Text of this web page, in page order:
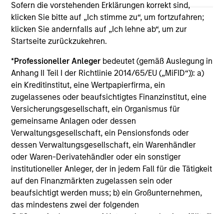
Sofern die vorstehenden Erklärungen korrekt sind,
klicken Sie bitte auf „Ich stimme zu“, um fortzufahren;
klicken Sie andernfalls auf „Ich lehne ab“, um zur
Startseite zurückzukehren.
*Professioneller Anleger bedeutet (gemäß Auslegung in
Anhang II Teil I der Richtlinie 2014/65/EU („MiFID“)): a)
ein Kreditinstitut, eine Wertpapierfirma, ein
zugelassenes oder beaufsichtigtes Finanzinstitut, eine
Versicherungsgesellschaft, ein Organismus für
gemeinsame Anlagen oder dessen
Verwaltungsgesellschaft, ein Pensionsfonds oder
dessen Verwaltungsgesellschaft, ein Warenhändler
oder Waren-Derivatehändler oder ein sonstiger
institutioneller Anleger, der in jedem Fall für die Tätigkeit
auf den Finanzmärkten zugelassen sein oder
beaufsichtigt werden muss; b) ein Großunternehmen,
das mindestens zwei der folgenden
The information on this page is for informational
purposes only. The information contained herein does
not constitute and should not be construed as an
offering of advisory services or an offer to sell or a
jurisdiction in which such offer or solicitation,
purchase or sale would be unlawful under the
securities, insurance or other laws of such jurisdiction.
All investing involves risks, including a loss of principal.
Please refer to the strategy detail page for important
information on the strategy, including additional risk
considerations.